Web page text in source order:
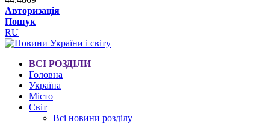
Авторизація
Пошук
RU
ВСІ РОЗДІЛИ
Головна
Україна
Місто
Світ
Всі новини розділу